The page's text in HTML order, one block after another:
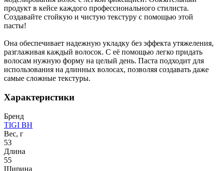
продукт в кейсе каждого профессионального стилиста.
Создавайте стойкую и чистую текстуру с помощью этой
пасты!
Она обеспечивает надежную укладку без эффекта утяжеления,
разглаживая каждый волосок. С её помощью легко придать
волосам нужную форму на целый день. Паста подходит для
использования на длинных волосах, позволяя создавать даже
самые сложные текстуры.
Характеристики
Бренд
TIGI BH
Вес, г
53
Длина
55
Ширина